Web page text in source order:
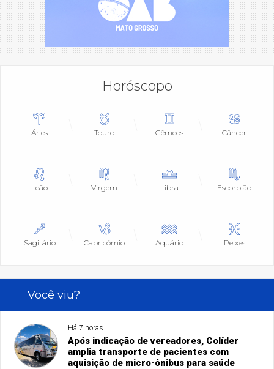
Horóscopo
Áries Touro Gêmeos Câncer
Leão Virgem Libra Escorpião
Sagitário Capricórnio Aquário Peixes
Você viu?
Há 7 horas
Após indicação de vereadores, Colíder
amplia transporte de pacientes com
aquisição de micro-ônibus para saúde